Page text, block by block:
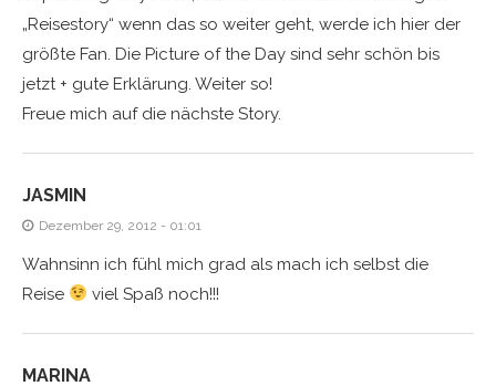
„Reisestory“ wenn das so weiter geht, werde ich hier der
größte Fan. Die Picture of the Day sind sehr schön bis
jetzt + gute Erklärung. Weiter so!
Freue mich auf die nächste Story.
JASMIN
Dezember 29, 2012 - 01:01
Wahnsinn ich fühl mich grad als mach ich selbst die
Reise
viel Spaß noch!!!
MARINA